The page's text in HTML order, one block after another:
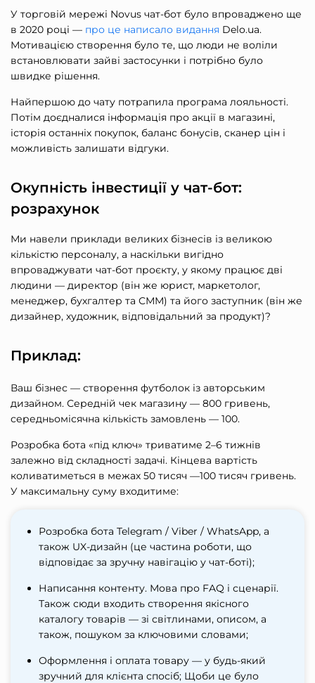
У торговій мережі Novus чат-бот було впроваджено ще
в 2020 році — про це написало видання Delo.ua.
Мотивацією створення було те, що люди не воліли
встановлювати зайві застосунки і потрібно було
швидке рішення.
Найпершою до чату потрапила програма лояльності.
Потім доєдналися інформація про акції в магазині,
історія останніх покупок, баланс бонусів, сканер цін і
можливість залишати відгуки.
Окупність інвестиції у чат-бот:
розрахунок
Ми навели приклади великих бізнесів із великою
кількістю персоналу, а наскільки вигідно
впроваджувати чат-бот проєкту, у якому працює дві
людини — директор (він же юрист, маркетолог,
менеджер, бухгалтер та СММ) та його заступник (він же
дизайнер, художник, відповідальний за продукт)?
Приклад:
Ваш бізнес — створення футболок із авторським
дизайном. Середній чек магазину — 800 гривень,
середньомісячна кількість замовлень — 100.
Розробка бота «під ключ» триватиме 2–6 тижнів
залежно від складності задачі. Кінцева вартість
коливатиметься в межах 50 тисяч —100 тисяч гривень.
У максимальну суму входитиме:
Розробка бота Telegram / Viber / WhatsApp, а
також UX-дизайн (це частина роботи, що
відповідає за зручну навігацію у чат-боті);
Написання контенту. Мова про FAQ і сценарії.
Також сюди входить створення якісного
каталогу товарів — зі світлинами, описом, а
також, пошуком за ключовими словами;
Оформлення і оплата товару — у будь-який
зручний для клієнта спосіб; Щоби це було